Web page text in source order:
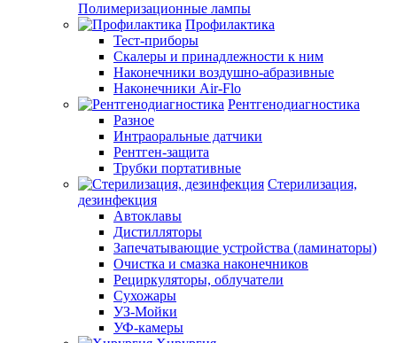
Полимеризационные лампы
Профилактика
Тест-приборы
Скалеры и принадлежности к ним
Наконечники воздушно-абразивные
Наконечники Air-Flo
Рентгенодиагностика
Разное
Интраоральные датчики
Рентген-защита
Трубки портативные
Стерилизация,
дезинфекция
Автоклавы
Дистилляторы
Запечатывающие устройства (ламинаторы)
Очистка и смазка наконечников
Рециркуляторы, облучатели
Сухожары
УЗ-Мойки
УФ-камеры